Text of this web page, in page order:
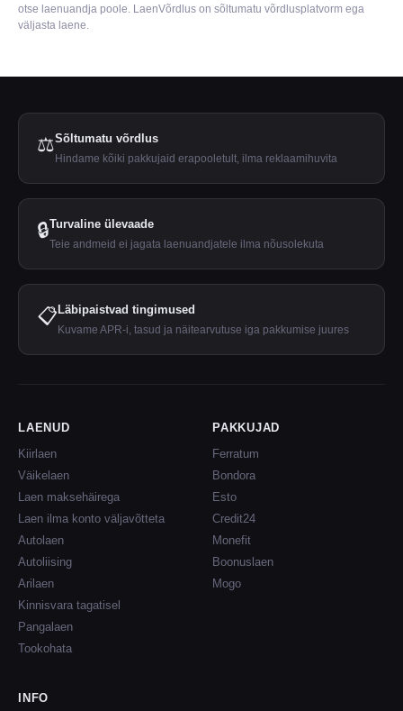
otse laenuandja poole. LaenVõrdlus on sõltumatu võrdlusplatvorm ega
väljasta laene.
⚖️Sõltumatu võrdlus
Hindame kõiki pakkujaid erapooletult, ilma reklaamihuvita
🔒Turvaline ülevaade
Teie andmeid ei jagata laenuandjatele ilma nõusolekuta
📋Läbipaistvad tingimused
Kuvame APR-i, tasud ja näitearvutuse iga pakkumise juures
LAENUD
Kiirlaen
Väikelaen
Laen maksehäirega
Laen ilma konto väljavõtteta
Autolaen
Autoliising
Arilaen
Kinnisvara tagatisel
Pangalaen
Tookohata
PAKKUJAD
Ferratum
Bondora
Esto
Credit24
Monefit
Boonuslaen
Mogo
INFO